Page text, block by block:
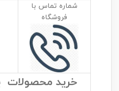
شماره تماس با
فروشگاه
خرید محصولات